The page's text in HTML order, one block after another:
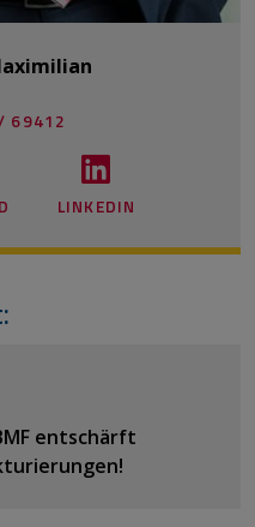
69412
LINKEDIN
entschärft